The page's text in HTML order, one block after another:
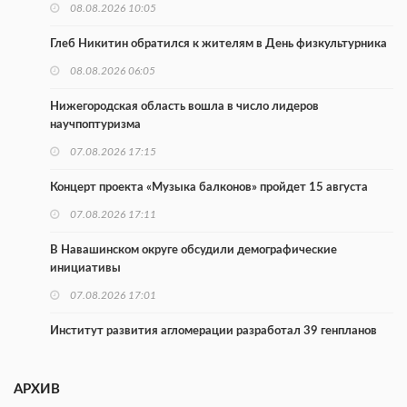
08.08.2026 10:05
Глеб Никитин обратился к жителям в День физкультурника
08.08.2026 06:05
Нижегородская область вошла в число лидеров
научпоптуризма
07.08.2026 17:15
Концерт проекта «Музыка балконов» пройдет 15 августа
07.08.2026 17:11
В Навашинском округе обсудили демографические
инициативы
07.08.2026 17:01
Институт развития агломерации разработал 39 генпланов
С 8 августа изменят схему движения на въезде в Нижний
АРХИВ